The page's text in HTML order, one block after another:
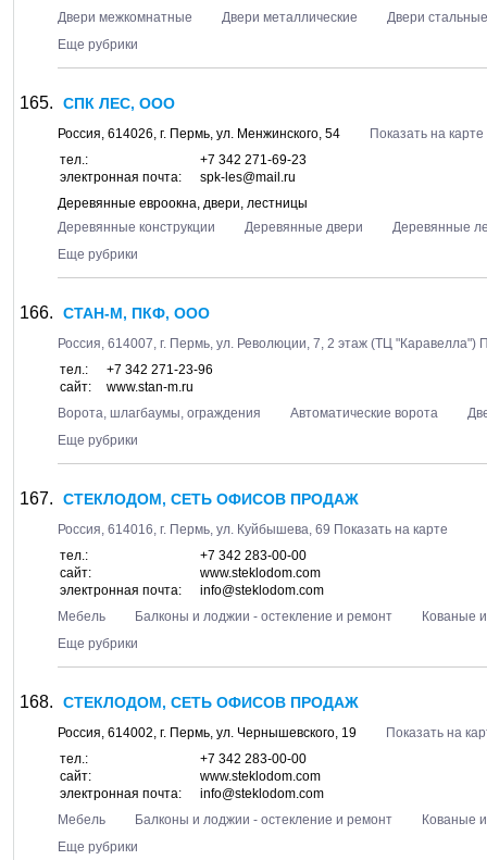
Двери межкомнатные
Двери металлические
Двери стальные
Еще рубрики
СПК ЛЕС, ООО
Россия, 614026, г. Пермь, ул. Менжинского, 54
Показать на карте
тел.:
+7 342 271-69-23
электронная почта:
spk-les@mail.ru
Деревянные евроокна, двери, лестницы
Деревянные конструкции
Деревянные двери
Деревянные
Еще рубрики
СТАН-М, ПКФ, ООО
Россия, 614007, г. Пермь, ул. Революции, 7, 2 этаж (ТЦ "Каравелла")
тел.:
+7 342 271-23-96
сайт:
www.stan-m.ru
Ворота, шлагбаумы, ограждения
Автоматические ворота
Еще рубрики
СТЕКЛОДОМ, СЕТЬ ОФИСОВ ПРОДАЖ
Россия, 614016, г. Пермь, ул. Куйбышева, 69 Показать на карте
тел.:
+7 342 283-00-00
сайт:
www.steklodom.com
электронная почта:
info@steklodom.com
Мебель
Балконы и лоджии - остекление и ремонт
Кованые
Еще рубрики
СТЕКЛОДОМ, СЕТЬ ОФИСОВ ПРОДАЖ
Россия, 614002, г. Пермь, ул. Чернышевского, 19
Показать на
тел.:
+7 342 283-00-00
сайт:
www.steklodom.com
электронная почта:
info@steklodom.com
Мебель
Балконы и лоджии - остекление и ремонт
Кованые
Еще рубрики